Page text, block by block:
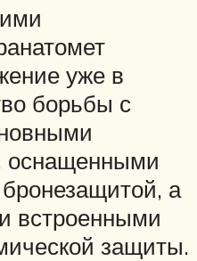
уже в
борьбы с
оснащенными
а
встроенными
защиты.